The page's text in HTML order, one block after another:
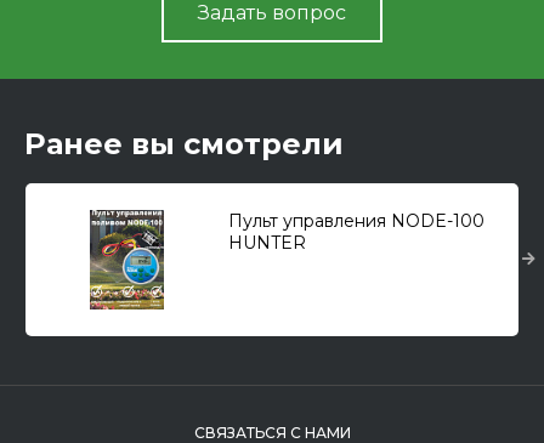
Задать вопрос
Ранее вы смотрели
Пульт управления NODE-100
HUNTER
СВЯЗАТЬСЯ С НАМИ